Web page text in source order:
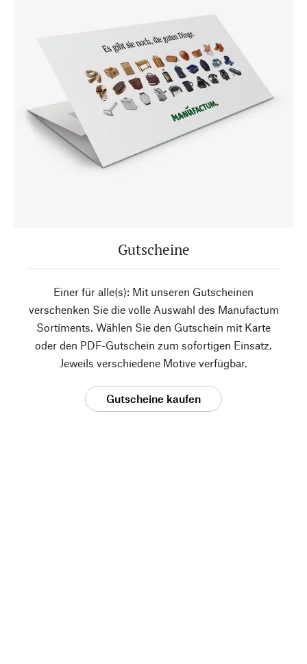
Gutscheine
Einer für alle(s): Mit unseren Gutscheinen
verschenken Sie die volle Auswahl des Manufactum
Sortiments. Wählen Sie den Gutschein mit Karte
oder den PDF-Gutschein zum sofortigen Einsatz.
Jeweils verschiedene Motive verfügbar.
Gutscheine kaufen